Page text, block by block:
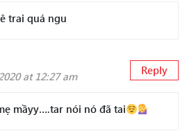
trai quá ngu
at 12:27 am
Reply
mầyy….tar nói nó đã tai